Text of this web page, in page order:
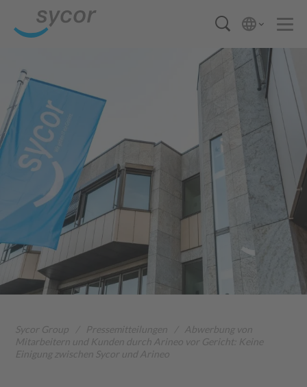
Sycor Group Pressemitteilungen
Abwerbung von
Mitarbeitern und Kunden durch Arineo vor Gericht: Keine
Einigung zwischen Sycor und Arineo